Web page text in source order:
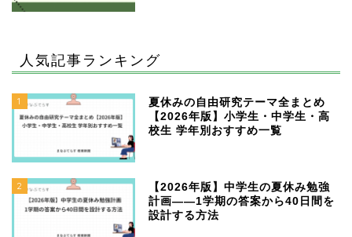
人気記事ランキング
1
夏休みの自由研究テーマ全まとめ
【2026年版】小学生・中学生・高
校生 学年別おすすめ一覧
2
【2026年版】中学生の夏休み勉強
計画——1学期の答案から40日間を
設計する方法